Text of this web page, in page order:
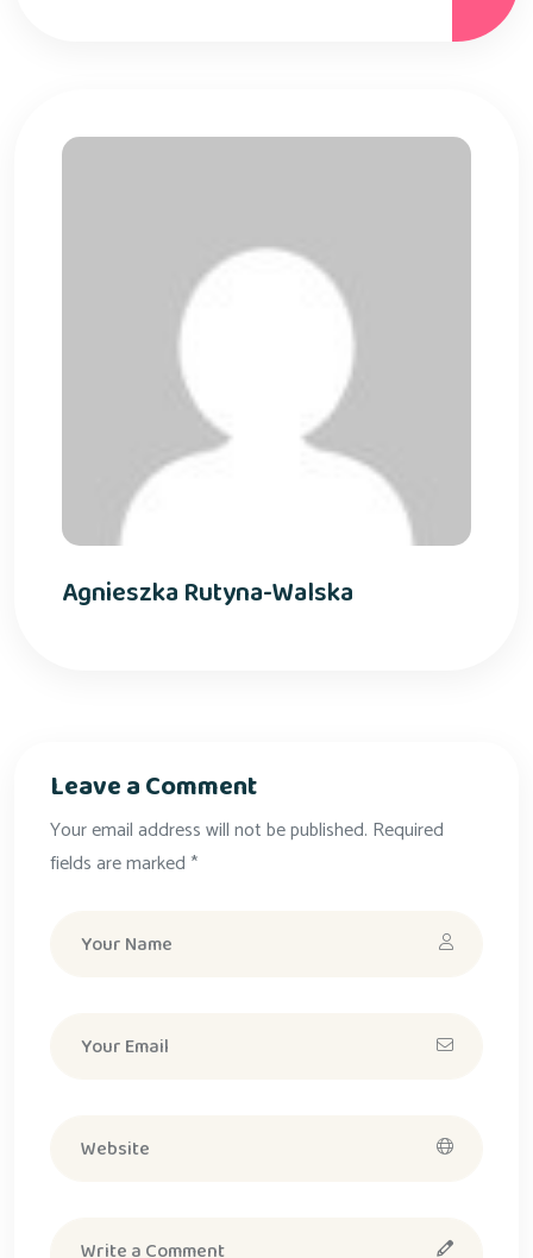
Agnieszka Rutyna-Walska
Leave a Comment
Your email address will not be published. Required
fields are marked *